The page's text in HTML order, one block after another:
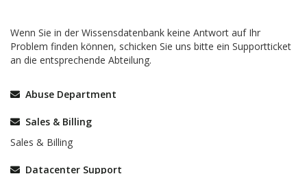
Wenn Sie in der Wissensdatenbank keine Antwort auf Ihr
Problem finden können, schicken Sie uns bitte ein Supportticket
an die entsprechende Abteilung.
Abuse Department
Sales & Billing
Sales & Billing
Datacenter Support